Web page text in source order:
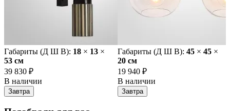
Габариты (Д Ш В): 18 × 13 ×
53 cм
39 830 ₽
В наличии
Завтра
Габариты (Д Ш В): 45 × 45 ×
20 cм
19 940 ₽
В наличии
Завтра